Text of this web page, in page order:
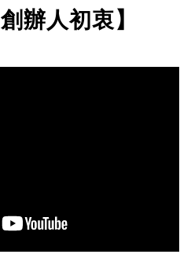
創辦人初衷】